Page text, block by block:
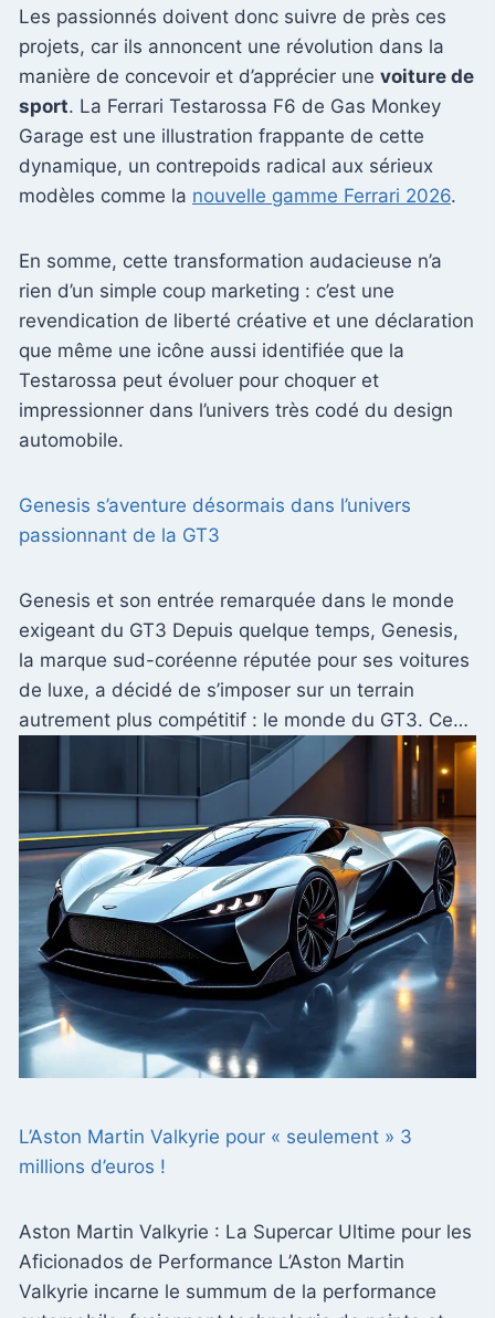
Les passionnés doivent donc suivre de près ces
projets, car ils annoncent une révolution dans la
manière de concevoir et d’apprécier une voiture de
sport. La Ferrari Testarossa F6 de Gas Monkey
Garage est une illustration frappante de cette
dynamique, un contrepoids radical aux sérieux
modèles comme la nouvelle gamme Ferrari 2026.
En somme, cette transformation audacieuse n’a
rien d’un simple coup marketing : c’est une
revendication de liberté créative et une déclaration
que même une icône aussi identifiée que la
Testarossa peut évoluer pour choquer et
impressionner dans l’univers très codé du design
automobile.
Genesis s’aventure désormais dans l’univers
passionnant de la GT3
Genesis et son entrée remarquée dans le monde
exigeant du GT3 Depuis quelque temps, Genesis,
la marque sud-coréenne réputée pour ses voitures
de luxe, a décidé de s’imposer sur un terrain
autrement plus compétitif : le monde du GT3. Ce…
L’Aston Martin Valkyrie pour « seulement » 3
millions d’euros !
Aston Martin Valkyrie : La Supercar Ultime pour les
Aficionados de Performance L’Aston Martin
Valkyrie incarne le summum de la performance